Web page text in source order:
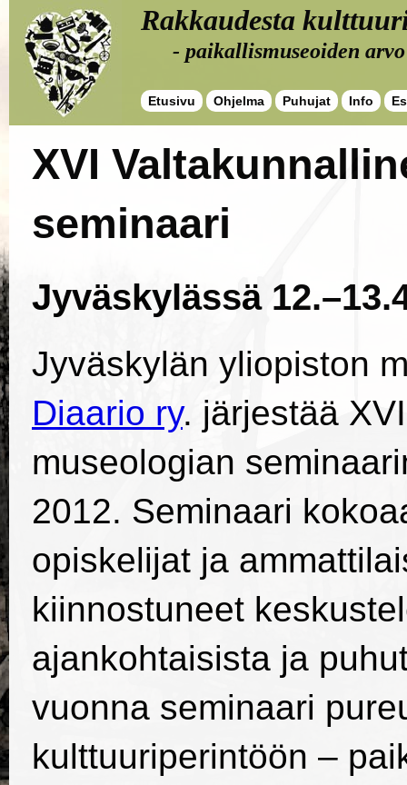
Rakkaudesta
- paikallismuseoiden arvo
Etusivu Ohjelma Puhujat Info
XVI
seminaari
Jyväskylässä
Jyväskylän yliopiston
Diaario ry. järjestää
museologian
2012. Seminaari
opiskelijat ja
kiinnostuneet
ajankohtaisista ja
vuonna seminaari
kulttuuriperintöön –